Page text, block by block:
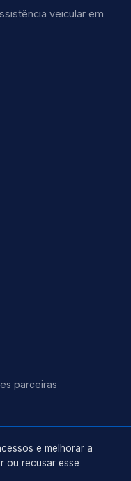
veicular em
parceiras
e melhorar a
ou recusar esse